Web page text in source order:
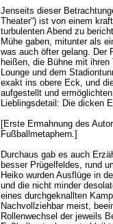
Jenseits dieser
Theater“) ist von einem
turbulenten Abend zu
Mühe gaben, mitunter als
was auch öfter gelang. Der
heißen, die Bühne mit
Lounge und dem
exakt ins obere Eck, und
aufgestellt und
Lieblingsdetail: Die dicken
[Erste Ermahnung des
Fußballmetaphern.]
Durchaus gab es auch
besser Prügelfeldes, rund
Heiko wurden Ausflüge in
und die nicht minder
eines durchgeknallten
Nachvollziehbar meist,
Rollenwechsel der jeweils